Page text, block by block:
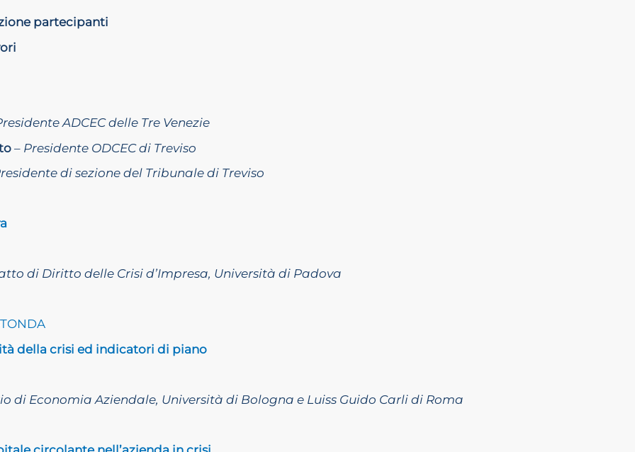
partecipanti
ADCEC delle Tre Venezie
– Presidente ODCEC di Treviso
di sezione del Tribunale di Treviso
di Diritto delle Crisi d’Impresa, Università di Padova
della crisi ed indicatori di piano
di Economia Aziendale, Università di Bologna e Luiss Guido Carli di Roma